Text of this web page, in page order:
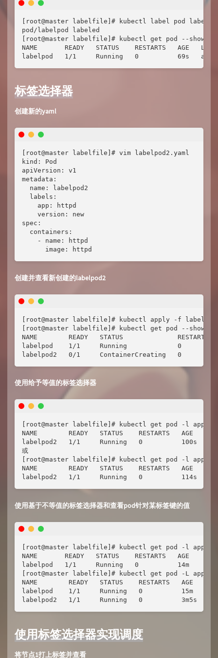
[root@master labelfile]# kubectl label pod
pod/labelpod labeled
[root@master labelfile]# kubectl get pod --show-
NAME       READY   STATUS    RESTARTS   AGE
labelpod   1/1     Running   0          69s
标签选择器
创建新的yaml
[root@master labelfile]# vim labelpod2.yaml
kind: Pod
apiVersion: v1
metadata:
  name: labelpod2
  labels:
app: httpd
version: new
spec:
  containers:
- name: httpd
image: httpd
创建并查看新创建的labelpod2
[root@master labelfile]# kubectl apply -f
[root@master labelfile]# kubectl get pod --show-
NAME        READY   STATUS              RESTARTS
labelpod    1/1     Running             0
labelpod2   0/1     ContainerCreating   0
使用给予等值的标签选择器
[root@master labelfile]# kubectl get pod -l
NAME        READY   STATUS    RESTARTS   AGE
labelpod2   1/1     Running   0          100s
或
[root@master labelfile]# kubectl get pod -l
NAME        READY   STATUS    RESTARTS   AGE
labelpod2   1/1     Running   0          114s
使用基于不等值的标签选择器和查看pod针对某标签键的值
[root@master labelfile]# kubectl get pod -l
NAME       READY   STATUS    RESTARTS   AGE
labelpod   1/1     Running   0          14m
[root@master labelfile]# kubectl get pod -L app
NAME        READY   STATUS    RESTARTS   AGE
labelpod    1/1     Running   0          15m
labelpod2   1/1     Running   0          3m5s
使用标签选择器实现调度
将节点1打上标签并查看